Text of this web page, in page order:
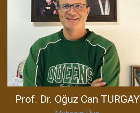
Prof. Dr. Oğuz Can TURGAY